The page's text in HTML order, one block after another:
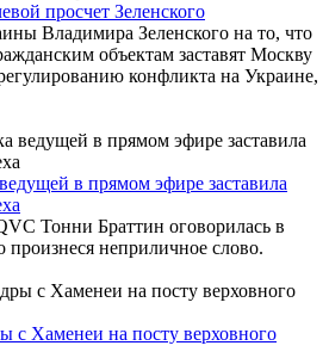
просчет Зеленского
Владимира Зеленского на то, что
объектам заставят Москву
конфликта на Украине,
в прямом эфире заставила
Тонни Браттин оговорилась в
неприличное слово.
с Хаменеи на посту верховного